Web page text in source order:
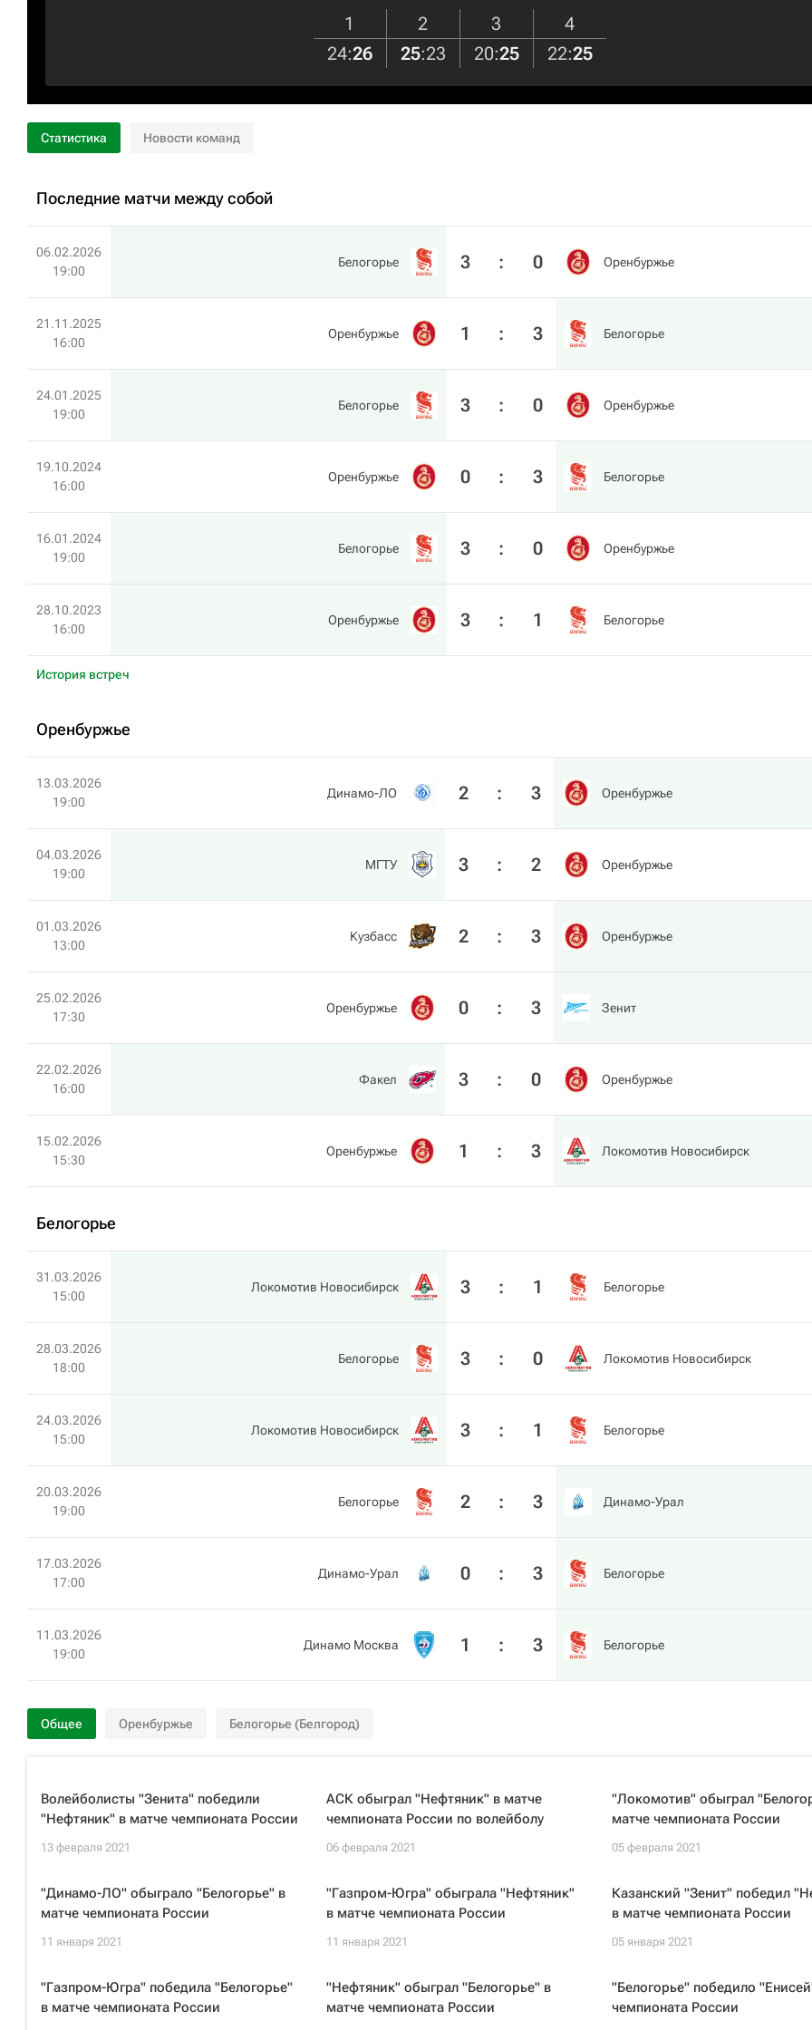
1 2 3
4
24:26 25:23 20:25 22:25
Статистика Новости команд
Последние матчи между собой
06.02.2026
19:00
Белогорье 3 : 0 Оренбуржье
21.11.2025
16:00
Оренбуржье 1 : 3 Белогорье
24.01.2025
19:00
Белогорье 3 : 0 Оренбуржье
19.10.2024
16:00
Оренбуржье 0 : 3 Белогорье
16.01.2024
19:00
Белогорье 3 : 0 Оренбуржье
28.10.2023
16:00
Оренбуржье 3 : 1 Белогорье
История встреч
Оренбуржье
13.03.2026
19:00
Динамо-ЛО 2 : 3 Оренбуржье
04.03.2026
19:00
МГТУ 3 : 2 Оренбуржье
01.03.2026
13:00
Кузбасс 2 : 3 Оренбуржье
25.02.2026
17:30
Оренбуржье 0 : 3 Зенит
22.02.2026
16:00
Факел 3 : 0 Оренбуржье
15.02.2026
15:30
Оренбуржье 1 : 3 Локомотив Новосибирск
Белогорье
31.03.2026
15:00
Локомотив Новосибирск 3 : 1 Белогорье
28.03.2026
18:00
Белогорье 3 : 0 Локомотив Новосибирск
24.03.2026
15:00
Локомотив Новосибирск 3 : 1 Белогорье
20.03.2026
19:00
Белогорье 2 : 3 Динамо-Урал
17.03.2026
17:00
Динамо-Урал 0 : 3 Белогорье
11.03.2026
19:00
Динамо Москва 1 : 3 Белогорье
Общее Оренбуржье Белогорье (Белгород)
Волейболисты "Зенита" победили
"Нефтяник" в матче чемпионата России
13 февраля 2021
АСК обыграл "Нефтяник" в матче
чемпионата России по волейболу
06 февраля 2021
"Локомотив" обыграл
матче чемпионата России
05 февраля 2021
"Динамо-ЛО" обыграло "Белогорье" в
матче чемпионата России
11 января 2021
"Газпром-Югра" обыграла "Нефтяник"
в матче чемпионата России
11 января 2021
Казанский "Зенит" победил
в матче чемпионата России
05 января 2021
"Газпром-Югра" победила "Белогорье"
в матче чемпионата России
"Нефтяник" обыграл "Белогорье" в
матче чемпионата России
"Белогорье" победило
чемпионата России